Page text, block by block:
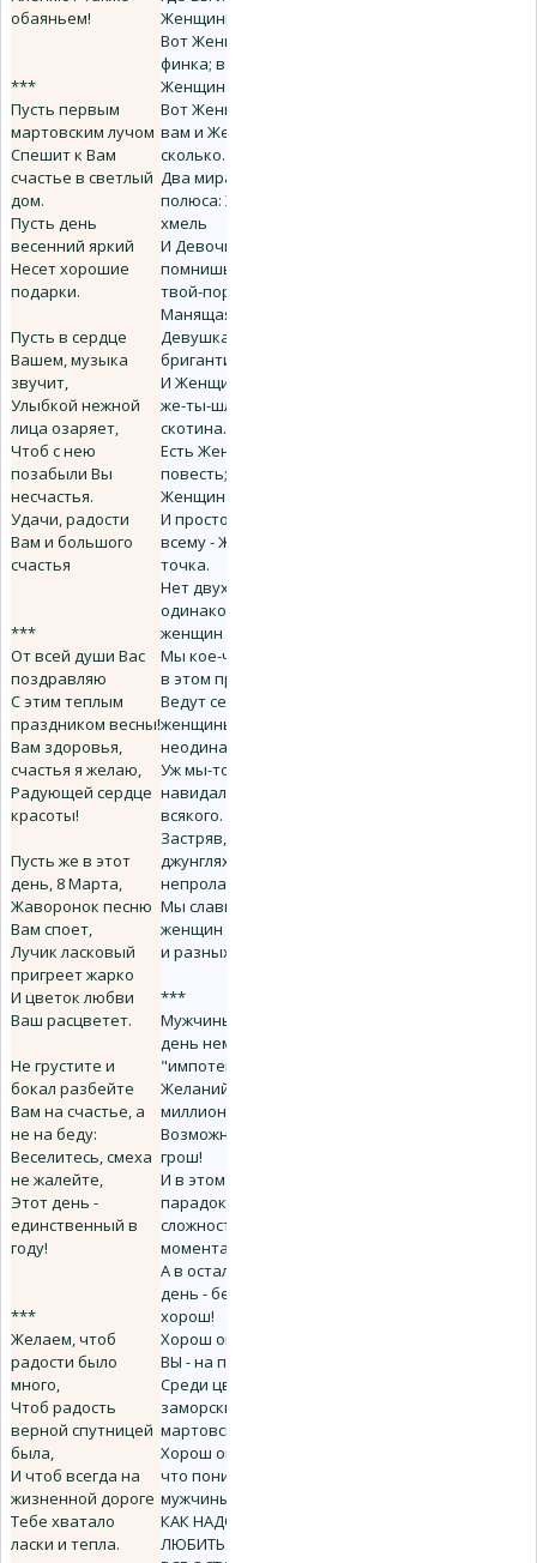
обаяньем!
***
Пусть первым
мартовским лучом
Спешит к Вам
счастье в светлый
дом.
Пусть день
весенний яркий
Несет хорошие
подарки.
Пусть в сердце
Вашем, музыка
звучит,
Улыбкой нежной
лица озаряет,
Чтоб с нею
позабыли Вы
несчастья.
Удачи, радости
Вам и большого
счастья
***
От всей души Вас
поздравляю
С этим теплым
праздником весны!
Вам здоровья,
счастья я желаю,
Радующей сердце
красоты!
Пусть же в этот
день, 8 Марта,
Жаворонок песню
Вам споет,
Лучик ласковый
пригреет жарко
И цветок любви
Ваш расцветет.
Не грустите и
бокал разбейте
Вам на счастье, а
не на беду:
Веселитесь, смеха
не жалейте,
Этот день -
единственный в
году!
***
Желаем, чтоб
радости было
много,
Чтоб радость
верной спутницей
была,
И чтоб всегда на
жизненной дороге
Тебе хватало
ласки и тепла.
Женщины-вот-мы.
Вот Женщина-
финка; вот
Женщина-полька;
Вот Женщина-фиг-
вам и Женщина-
сколько.
Два мира, два
полюса: Женщина-
хмель
И Девочка-
помнишь-я-нес-
твой-портфель.
Манящая
Девушка-
бригантина
И Женщина-где-
же-ты-шлялся-
скотина.
Есть Женщина-
повесть; есть
Женщина-строчка
И просто конец
всему - Женщина-
точка.
Нет двух
одинаковых
женщин на свете.
Мы кое-что поняли
в этом предмете.
Ведут себя
женщины
неодинаково.
Уж мы-то от них
навидалися
всякого.
Застряв, словно в
джунглях в словах
непролазных,
Мы славим всех
женщин - хороших
и разных!
***
Мужчины в этот
день немного
"импотенты":
Желаний - на
миллион!
Возможностей - на
грош!
И в этом
парадоксе -
сложности
момента.
А в остальном Ваш
день - безумно как
хорош!
Хорош он тем, что
ВЫ - на пьедестале
Среди цветов
заморских в
мартовском саду.
Хорош он потому,
что понимать
мужчины стали,
КАК НАДО ВАС
ЛЮБИТЬ...